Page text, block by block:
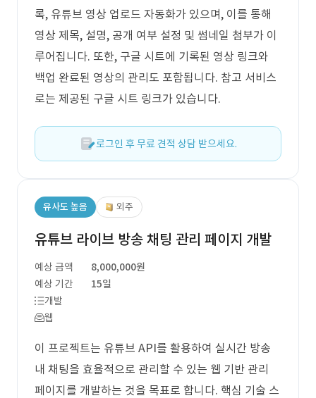
록, 유튜브 영상 업로드 자동화가 있으며, 이를 통해
영상 제목, 설명, 공개 여부 설정 및 썸네일 첨부가 이
루어집니다. 또한, 구글 시트에 기록된 영상 링크와
백업 완료된 영상의 관리도 포함됩니다. 참고 서비스
로는 제공된 구글 시트 링크가 있습니다.
로그인 후 무료 견적 상담 받으세요.
유사도 높음 외주
유튜브 라이브 방송 채팅 관리 페이지 개발
예상 금액
8,000,000원
예상 기간
15일
개발
웹
이 프로젝트는 유튜브 API를 활용하여 실시간 방송
내 채팅을 효율적으로 관리할 수 있는 웹 기반 관리
페이지를 개발하는 것을 목표로 합니다. 핵심 기술 스